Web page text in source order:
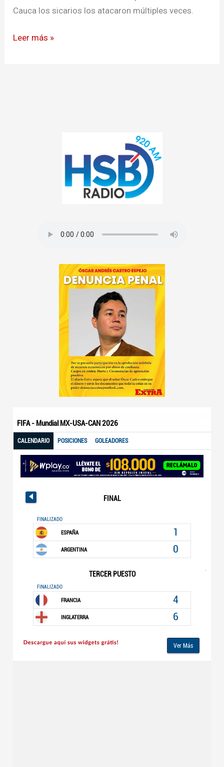
Cauca los sicarios los atacaron múltiples veces.
Leer más »